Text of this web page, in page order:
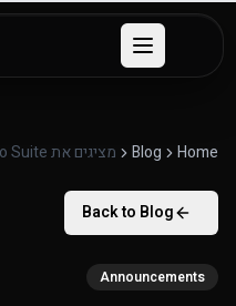
דלג לתוכן העיקרי
Open menu
Home
Blog מציגים את Kolbo Studio Suite - להורדה חינם
Back to Blog
Announcements